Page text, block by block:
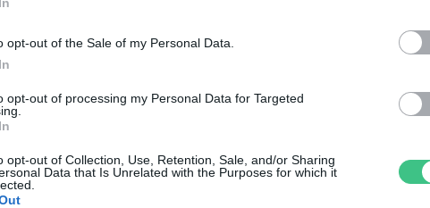
opt-out of the Sale of my Personal Data.
opt-out of processing my Personal Data for Targeted
opt-out of Collection, Use, Retention, Sale, and/or Sharing
Data that Is Unrelated with the Purposes for which it
jobban elterjedő, lebomlóként
ideális megoldást
körülmények között tud megvalósulni.
lassan lebomló
szét, melyek pont annyira szennyezők,